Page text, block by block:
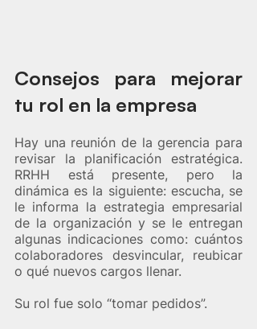
Consejos para mejorar
tu rol en la empresa
Hay una reunión de la gerencia para
revisar la planificación estratégica.
RRHH está presente, pero la
dinámica es la siguiente: escucha, se
le informa la estrategia empresarial
de la organización y se le entregan
algunas indicaciones como: cuántos
colaboradores desvincular, reubicar
o qué nuevos cargos llenar.
Su rol fue solo “tomar pedidos”.